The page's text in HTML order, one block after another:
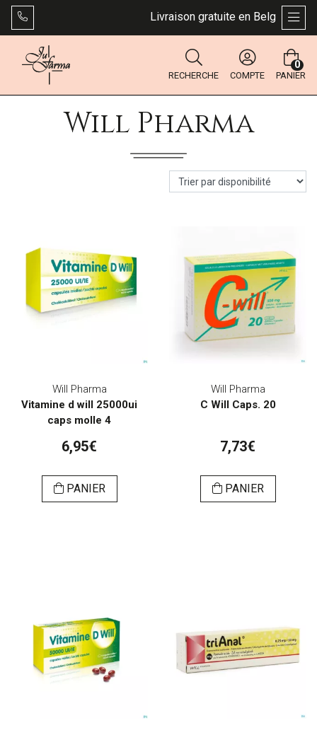
Livraison gratuite en Belgique dès
RECHERCHE COMPTE PANIER
0
Will Pharma
Will Pharma
Vitamine d will 25000ui
caps molle 4
6,95€
PANIER
Will Pharma
C Will Caps. 20
7,73€
PANIER